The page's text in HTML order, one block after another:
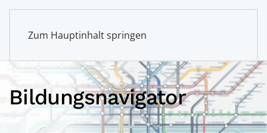
Zum Hauptinhalt springen
Bildungsnavigator